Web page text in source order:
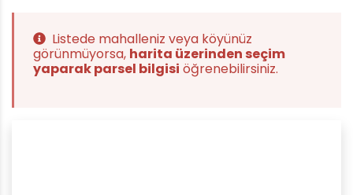
Listede mahalleniz veya köyünüz
görünmüyorsa, harita üzerinden seçim
yaparak parsel bilgisi öğrenebilirsiniz.